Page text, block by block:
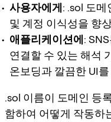
사용자에게 : .sol 도
및 계정 이식성을 향
애플리케이션에 :
연결할 수 있는 해석
온보딩과 깔끔한 UI
.sol 이름이 도메인 등
함하여 어떻게 작동하